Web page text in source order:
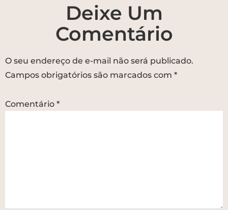
Deixe Um
Comentário
O seu endereço de e-mail não será publicado.
Campos obrigatórios são marcados com *
Comentário *